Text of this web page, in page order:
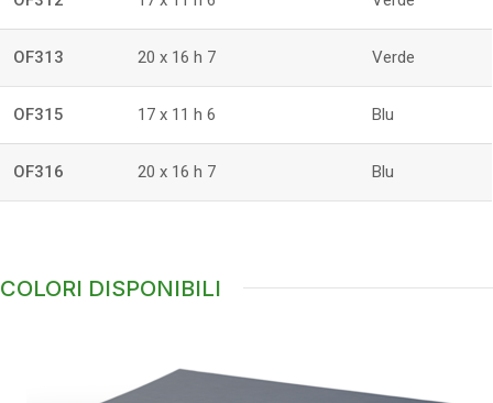
OF313 20 x 16 h 7 Verde
OF315 17 x 11 h 6 Blu
OF316 20 x 16 h 7 Blu
COLORI DISPONIBILI